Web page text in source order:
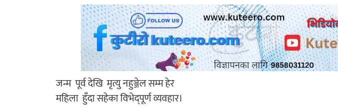
जन्म पूर्व देखि मृत्यु नहुञ्जेल सम्म हेर
महिला हुँदा सहेका विभेद्पूर्ण व्यवहार।